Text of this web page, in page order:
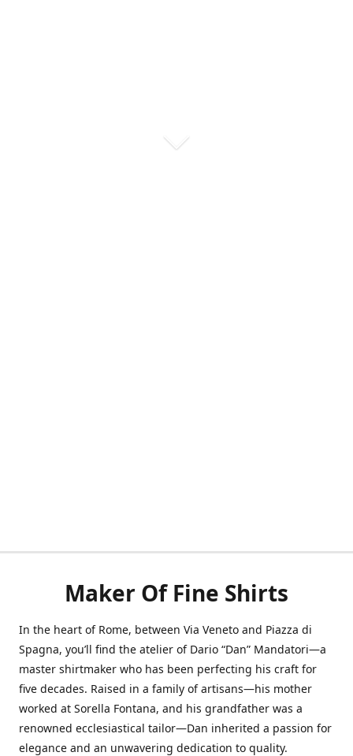
Maker Of Fine Shirts
In the heart of Rome, between Via Veneto and Piazza di
Spagna, you’ll find the atelier of Dario “Dan” Mandatori—a
master shirtmaker who has been perfecting his craft for
five decades. Raised in a family of artisans—his mother
worked at Sorella Fontana, and his grandfather was a
renowned ecclesiastical tailor—Dan inherited a passion for
elegance and an unwavering dedication to quality.